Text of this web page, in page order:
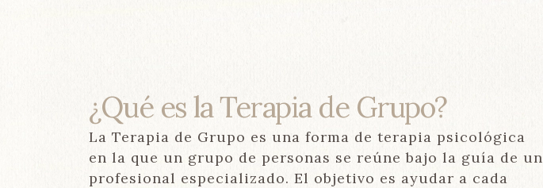
¿Qué es la Terapia de Grupo?
La Terapia de Grupo es una forma de terapia psicológica
en la que un grupo de personas se reúne bajo la guía de un
profesional especializado. El objetivo es ayudar a cada